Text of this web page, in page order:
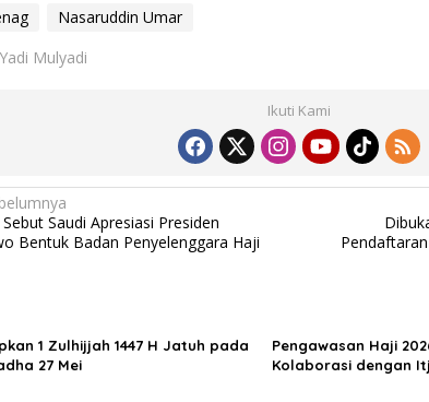
Nasaruddin Umar
Mulyadi
Ikuti Kami
Saudi Apresiasi Presiden
Bentuk Badan Penyelenggara Haji
1 Zulhijjah 1447 H Jatuh pada
27 Mei
Pengawasan Haji
Kolaborasi dengan